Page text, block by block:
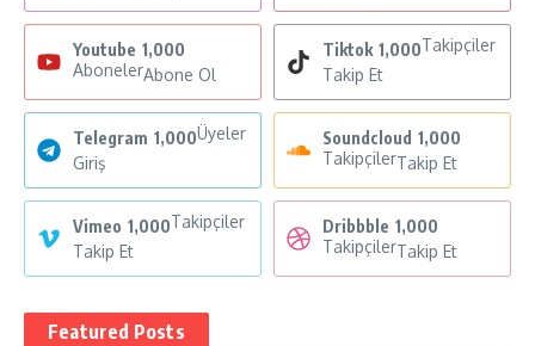
Youtube 1,000
AbonelerAbone Ol
Tiktok 1,000Takipçiler
Takip Et
Telegram 1,000Üyeler
Giriş
Soundcloud 1,000
TakipçilerTakip Et
Vimeo 1,000Takipçiler
Takip Et
Dribbble 1,000
TakipçilerTakip Et
Featured Posts